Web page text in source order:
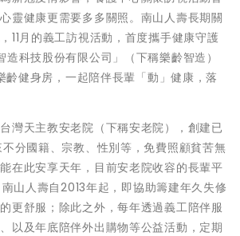
靈健康更需要多多關照。南山人壽長期關
11月的義工訪視活動，首度攜手健康守護
科技股份有限公司」（下稱樂齡智造）
健身房，一起陪伴長輩「動」健康，落
灣天主教安老院（下稱安老院），創建已
分國籍、宗教、性別等，免費照顧貧苦無
在此安享天年，目前安老院收容的長輩平
山人壽自2013年起，即協助籌建年久失修
更舒服；除此之外，每年透過義工陪伴服
以及年底陪伴外出購物等公益活動，定期